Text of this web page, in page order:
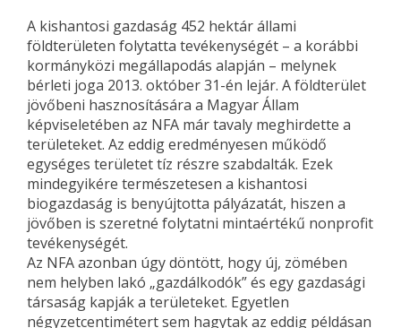
A kishantosi gazdaság 452 hektár állami
földterületen folytatta tevékenységét – a korábbi
kormányközi megállapodás alapján – melynek
bérleti joga 2013. október 31-én lejár. A földterület
jövőbeni hasznosítására a Magyar Állam
képviseletében az NFA már tavaly meghirdette a
területeket. Az eddig eredményesen működő
egységes területet tíz részre szabdalták. Ezek
mindegyikére természetesen a kishantosi
biogazdaság is benyújtotta pályázatát, hiszen a
jövőben is szeretné folytatni mintaértékű nonprofit
tevékenységét.
Az NFA azonban úgy döntött, hogy új, zömében
nem helyben lakó „gazdálkodók” és egy gazdasági
társaság kapják a területeket. Egyetlen
négyzetcentimétert sem hagytak az eddig példásan